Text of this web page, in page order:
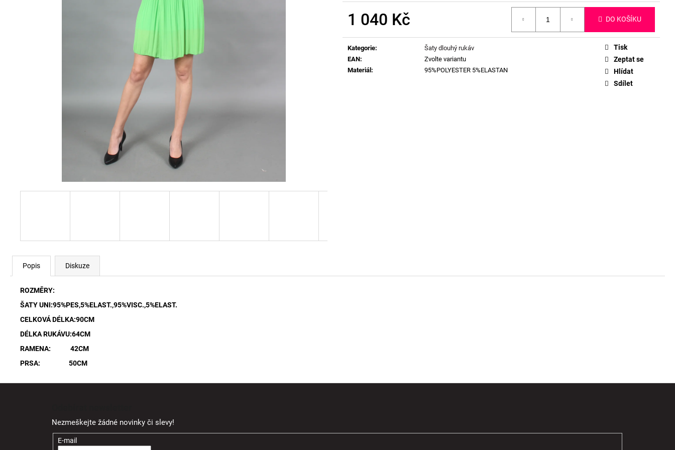
1 040 Kč DO KOŠÍKU
Kategorie:
Šaty dlouhý rukáv
EAN:
Zvolte variantu
Materiál: 95%POLYESTER 5%ELASTAN
Tisk
Zeptat se
Hlídat
Sdílet
Popis Diskuze
ROZMĚRY:
ŠATY UNI:95%PES,5%ELAST.,95%VISC.,5%ELAST.
CELKOVÁ DÉLKA:90CM
DÉLKA RUKÁVU:64CM
RAMENA: 42CM
PRSA: 50CM
Nezmeškejte žádné novinky či slevy!
E-mail